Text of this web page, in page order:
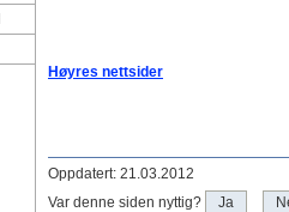
Høyres nettsider
Oppdatert: 21.03.2012
Var denne siden nyttig?
Ja